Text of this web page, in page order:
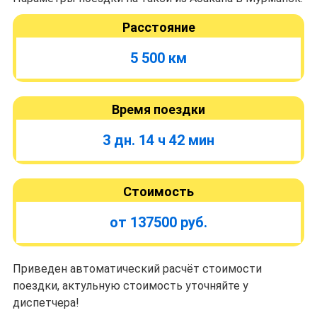
Расстояние
5 500 км
Время поездки
3 дн. 14 ч 42 мин
Стоимость
от 137500 руб.
Приведен автоматический расчёт стоимости
поездки, актульную стоимость уточняйте у
диспетчера!